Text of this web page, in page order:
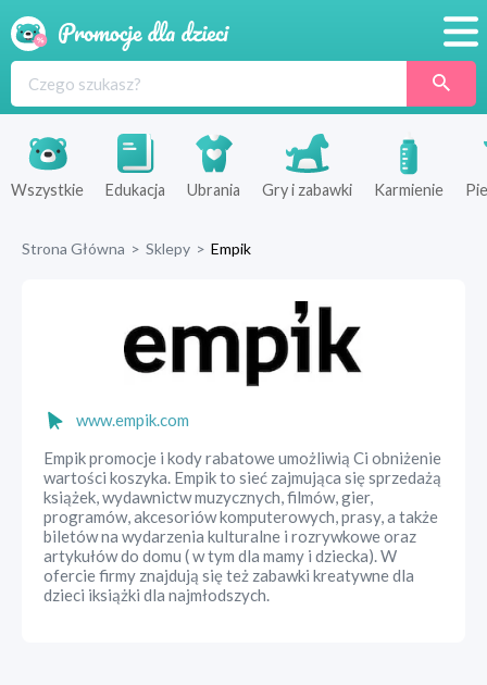
Produkty
Sklepy
Wszystkie Edukacja Ubrania Gry i zabawki Karmienie
Strona Główna > Sklepy > Empik
www.empik.com
Empik promocje i kody rabatowe umożliwią Ci obniżenie
wartości koszyka. Empik to sieć zajmująca się sprzedażą
książek, wydawnictw muzycznych, filmów, gier,
programów, akcesoriów komputerowych, prasy, a także
biletów na wydarzenia kulturalne i rozrywkowe oraz
artykułów do domu ( w tym dla mamy i dziecka). W
ofercie firmy znajdują się też zabawki kreatywne dla
dzieci iksiążki dla najmłodszych.